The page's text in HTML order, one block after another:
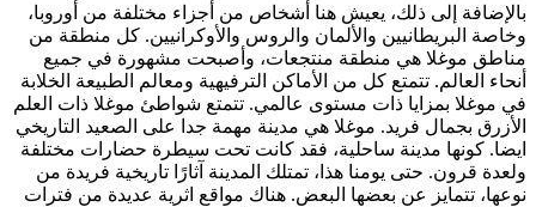
بالإضافة إلى ذلك، يعيش هنا أشخاص من أجزاء مختلفة من أوروبا،
وخاصة البريطانيين والألمان والروس والأوكرانيين. كل منطقة من
مناطق موغلا هي منطقة منتجعات، وأصبحت مشهورة في جميع
أنحاء العالم. تتمتع كل من الأماكن الترفيهية ومعالم الطبيعة الخلابة
في موغلا بمزايا ذات مستوى عالمي. تتمتع شواطئ موغلا ذات العلم
الأزرق بجمال فريد. موغلا هي مدينة مهمة جدا على الصعيد التاريخي
ايضا. كونها مدينة ساحلية، فقد كانت تحت سيطرة حضارات مختلفة
ولعدة قرون. حتى يومنا هذا، تمتلك المدينة آثارًا تاريخية فريدة من
نوعها، تتمايز عن بعضها البعض. هناك مواقع اثرية عديدة من فترات